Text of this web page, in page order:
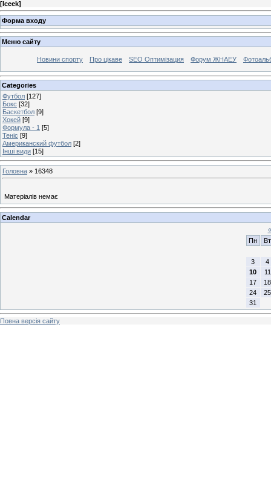
[Iceek]
Форма входу
Меню сайту
Новини спорту Про цікаве SEO Оптимізация Форум ЖНАЕУ
Categories
Футбол [127]
Бокс [32]
Баскетбол [9]
Хокей [9]
Формула - 1 [5]
Теніс [9]
Американский футбол [2]
Інші види [15]
Головна » 16348
Матеріалів немає
Calendar
«
Пн
Вт
3
4
10
11
17
18
24
25
31
Повна версія сайту